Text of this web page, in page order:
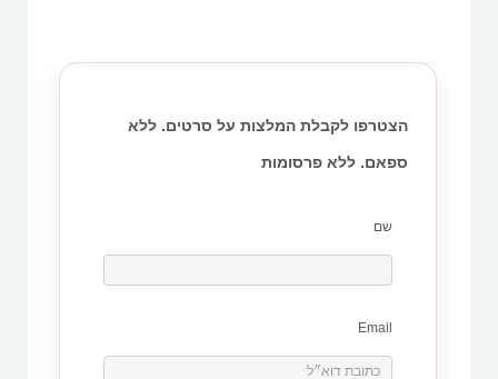
הצטרפו לקבלת המלצות על סרטים. ללא
ספאם. ללא פרסומות
שם
Email